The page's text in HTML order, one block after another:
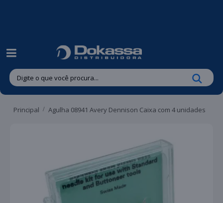
Principal Agulha 08941 Avery Dennison Caixa com 4 unidades